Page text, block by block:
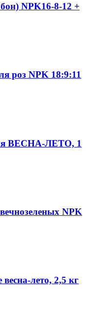
NPK16-8-12 +
роз NPK 18:9:11
ВЕСНА-ЛЕТО, 1
NPK
лето, 2,5 кг